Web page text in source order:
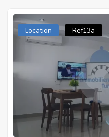
Location Ref13a